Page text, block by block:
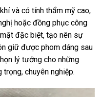
và có tính thẩm mỹ cao,
hoặc đồng phục công
đặc biệt, tạo nên sự
giữ được phom dáng sau
lý tưởng cho những
chuyên nghiệp.